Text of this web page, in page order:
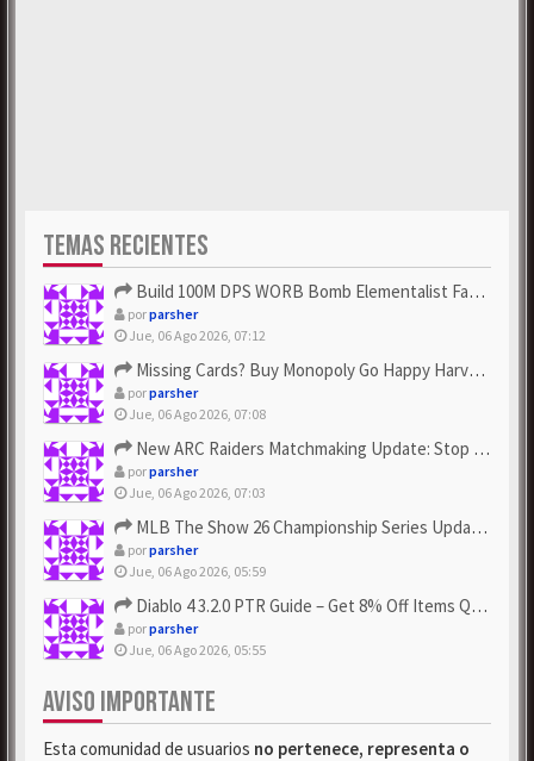
TEMAS RECIENTES
Build 100M DPS WORB Bomb Elementalist Fast - Grab POE Curren...
porparsher
Jue, 06 Ago 2026, 07:12
Missing Cards? Buy Monopoly Go Happy Harvest with Looney Tun...
porparsher
Jue, 06 Ago 2026, 07:08
New ARC Raiders Matchmaking Update: Stop Failed - Grab Bluep...
porparsher
Jue, 06 Ago 2026, 07:03
MLB The Show 26 Championship Series Update! Get Cheap & ...
porparsher
Jue, 06 Ago 2026, 05:59
Diablo 4 3.2.0 PTR Guide – Get 8% Off Items Quickly to Test ...
porparsher
Jue, 06 Ago 2026, 05:55
AVISO IMPORTANTE
Esta comunidad de usuarios no pertenece, representa o